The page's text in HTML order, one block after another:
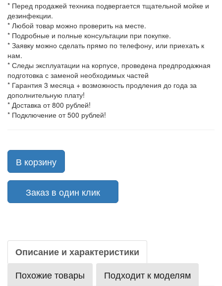
* Перед продажей техника подвергается тщательной мойке и
дезинфекции.
* Любой товар можно проверить на месте.
* Подробные и полные консультации при покупке.
* Заявку можно сделать прямо по телефону, или приехать к
нам.
* Следы эксплуатации на корпусе, проведена предпродажная
подготовка с заменой необходимых частей
* Гарантия 3 месяца + возможность продления до года за
дополнительную плату!
* Доставка от 800 рублей!
* Подключение от 500 рублей!
В корзину
Заказ в один клик
Описание и характеристики
Похожие товары
Подходит к моделям